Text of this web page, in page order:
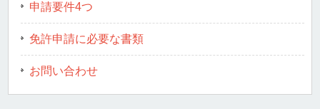
申請要件4つ
免許申請に必要な書類
お問い合わせ